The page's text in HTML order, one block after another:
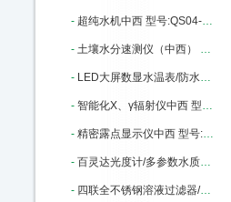
- 超纯水机中西 型号:QS04-PLEW-10-DI库号：M403444
- 土壤水分速测仪（中西） 型号:RZ23-MP-508 库号：M406045
- LED大屏数显水温表/防水探头电子水温表/数字温度表0-99度 型号:LC32-0-99库号：M19135
- 智能化X、γ辐射仪中西 型号:BMW-REN500B库号：M76235
- 精密露点显示仪中西 型号:LSTK0-Optidew Vision库号：M247558
- 百灵达光度计/多参数水质分析仪中西 型号:RS02-7100库号：M330544
- 四联全不锈钢溶液过滤器/不锈钢过滤器 架子 型号:MT-04库号：M365609